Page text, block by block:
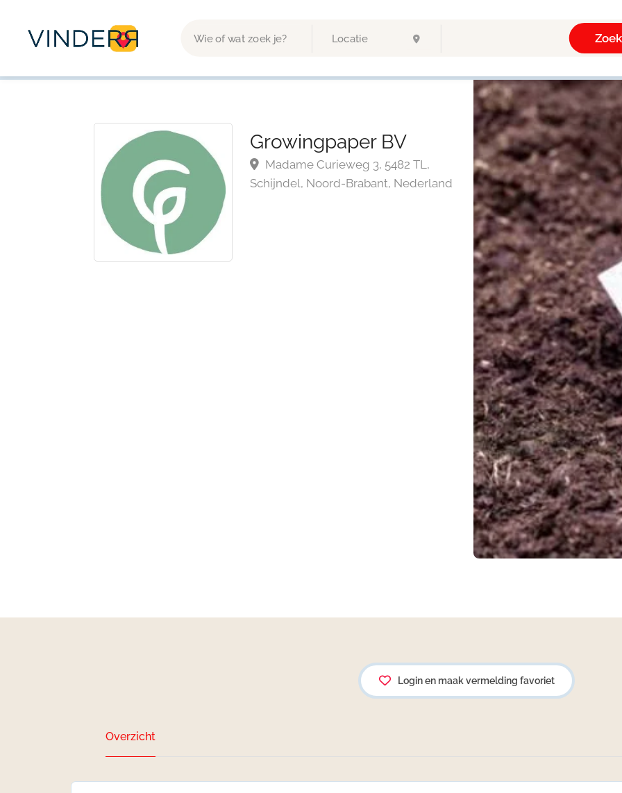
Growingpaper BV
Madame Curieweg 3, 5482 TL,
Schijndel, Noord-Brabant, Nederland
Login en maak vermelding favoriet
Overzicht